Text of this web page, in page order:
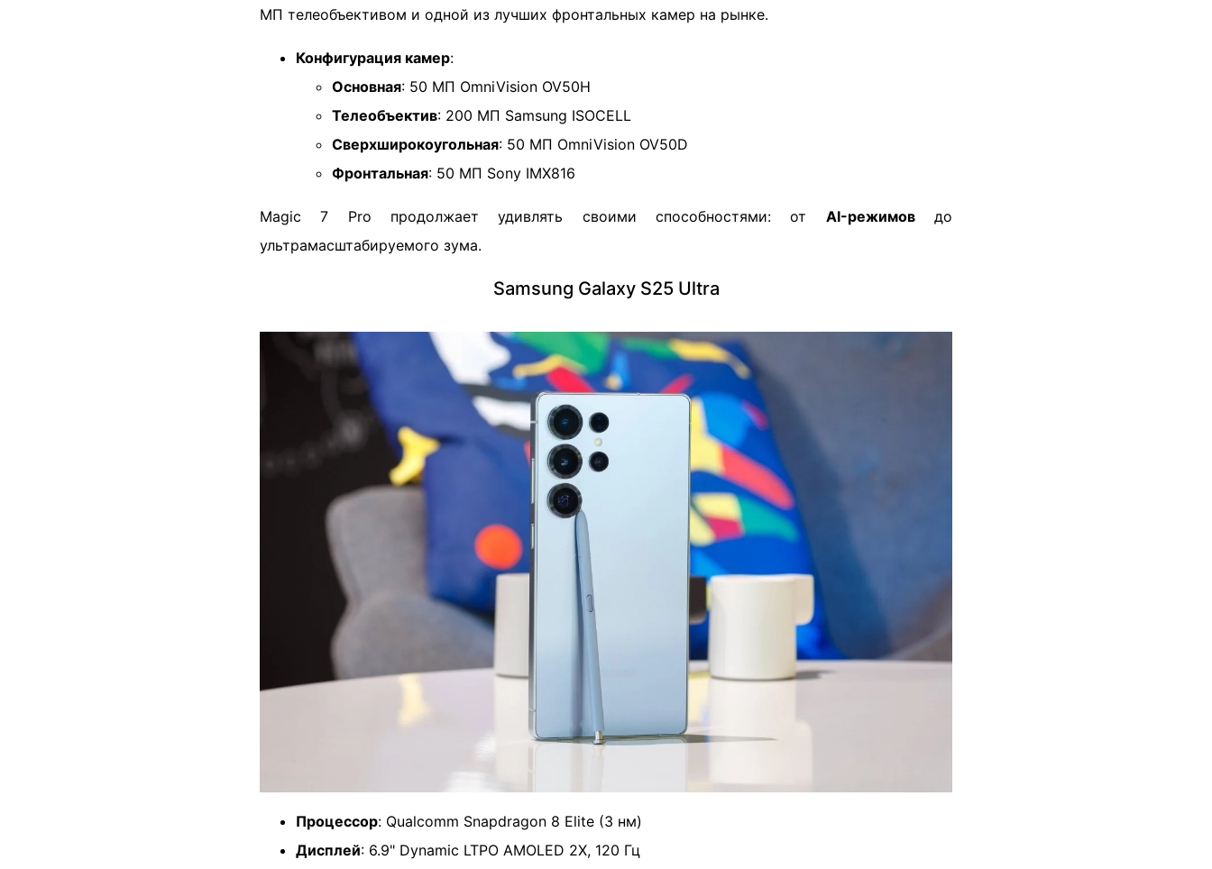
МП телеобъективом и одной из лучших фронтальных камер на рынке.
Конфигурация камер:
Основная: 50 МП OmniVision OV50H
Телеобъектив: 200 МП Samsung ISOCELL
Сверхширокоугольная: 50 МП OmniVision OV50D
Фронтальная: 50 МП Sony IMX816
Magic 7 Pro продолжает удивлять своими способностями: от AI-режимовдо
ультрамасштабируемого зума.
Samsung Galaxy S25 Ultra
Процессор: Qualcomm Snapdragon 8 Elite (3 нм)
Дисплей: 6.9" Dynamic LTPO AMOLED 2X, 120 Гц